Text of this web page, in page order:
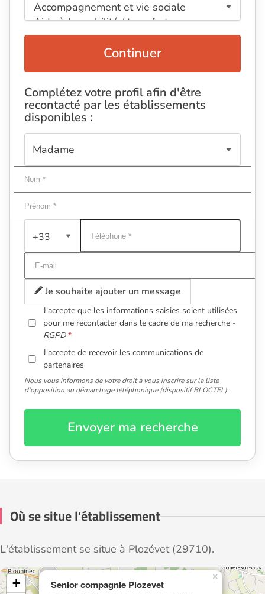
Continuer
Complétez votre profil afin d'être
recontacté par les établissements
disponibles :
+33
Je souhaite ajouter un message
J'accepte que les informations saisies soient utilisées
pour me recontacter dans le cadre de ma recherche -
RGPD
J'accepte de recevoir les communications de
partenaires
Nous vous informons de votre droit à vous inscrire sur la liste
d'opposition au démarchage téléphonique (dispositif BLOCTEL).
Envoyer ma recherche
Où se situe l'établissement
L'établissement se situe à Plozévet (29710).
Senior compagnie Plozevet
×
+